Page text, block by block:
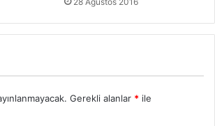
Gerekli alanlar * ile